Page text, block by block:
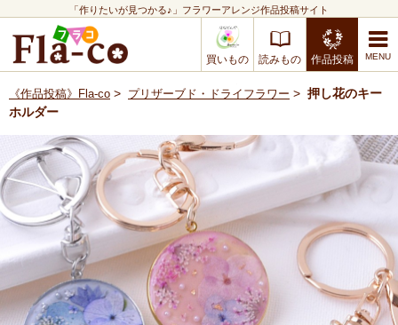
「作りたいが見つかる♪」フラワーアレンジ作品投稿サイト
買いもの 読みもの 作品投稿
《作品投稿》Fla-co > プリザーブド・ドライフラワー > 押し花のキー
ホルダー